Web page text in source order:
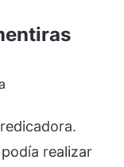
realizar